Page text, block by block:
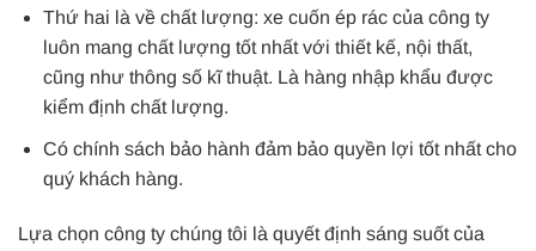
Thứ hai là về chất lượng: xe cuốn ép rác của công ty
luôn mang chất lượng tốt nhất với thiết kế, nội thất,
cũng như thông số kĩ thuật. Là hàng nhập khẩu được
kiểm định chất lượng.
Có chính sách bảo hành đảm bảo quyền lợi tốt nhất cho
quý khách hàng.
Lựa chọn công ty chúng tôi là quyết định sáng suốt của